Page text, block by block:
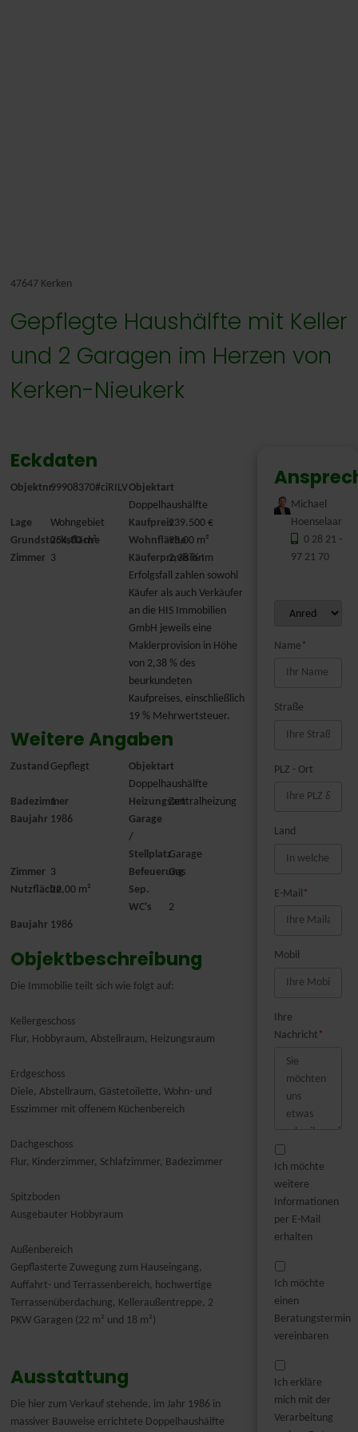
47647 Kerken
Gepflegte Haushälfte mit Keller
und 2 Garagen im Herzen von
Kerken-Nieukerk
Eckdaten
Objektnr.99908370#ciRILVObjektart
Doppelhaushälfte
Lage
Wohngebiet Kaufpreis239.500 €
Grundstücksfläche
254,00 m² Wohnfläche93,00 m²
Zimmer 3 Käuferprovision
2,38 % Im
Erfolgsfall zahlen sowohl
Käufer als auch Verkäufer
an die HIS Immobilien
GmbH jeweils eine
Maklerprovision in Höhe
von 2,38 % des
beurkundeten
Kaufpreises, einschließlich
19 % Mehrwertsteuer.
Weitere Angaben
Zustand Gepflegt
Objektart
Doppelhaushälfte
Badezimmer
1 HeizungsartZentralheizung
Baujahr 1986
Garage
/
StellplatzGarage
Zimmer 3 Befeuerung
Gas
Nutzfläche22,00 m²
Sep.
WC's
2
Baujahr 1986
Objektbeschreibung
Die Immobilie teilt sich wie folgt auf:
Kellergeschoss
Flur, Hobbyraum, Abstellraum, Heizungsraum
Erdgeschoss
Diele, Abstellraum, Gästetoilette, Wohn- und
Esszimmer mit offenem Küchenbereich
Dachgeschoss
Flur, Kinderzimmer, Schlafzimmer, Badezimmer
Spitzboden
Ausgebauter Hobbyraum
Außenbereich
Gepflasterte Zuwegung zum Hauseingang,
Auffahrt- und Terrassenbereich, hochwertige
Terrassenüberdachung, Kelleraußentreppe, 2
PKW Garagen (22 m² und 18 m²)
Ausstattung
Die hier zum Verkauf stehende, im Jahr 1986 in
massiver Bauweise errichtete Doppelhaushälfte
Michael
Hoenselaar
0 28 21 -
97 21 70
Name *
Straße
PLZ - Ort
Land
E-Mail *
Mobil
Ihre
Nachricht *
Ich möchte
weitere
Informationen
per E-Mail
erhalten
Ich möchte
einen
Beratungstermin
vereinbaren
Ich erkläre
mich mit der
Verarbeitung